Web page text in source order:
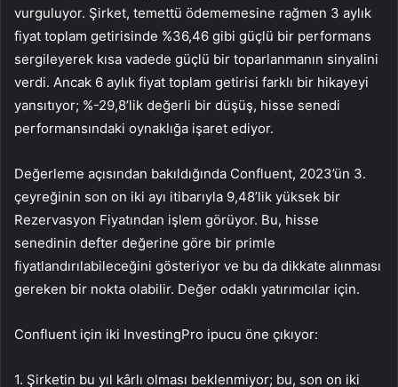
vurguluyor. Şirket, temettü ödememesine rağmen 3 aylık
fiyat toplam getirisinde %36,46 gibi güçlü bir performans
sergileyerek kısa vadede güçlü bir toparlanmanın sinyalini
verdi. Ancak 6 aylık fiyat toplam getirisi farklı bir hikayeyi
yansıtıyor; %-29,8’lik değerli bir düşüş, hisse senedi
performansındaki oynaklığa işaret ediyor.
Değerleme açısından bakıldığında Confluent, 2023’ün 3.
çeyreğinin son on iki ayı itibarıyla 9,48’lik yüksek bir
Rezervasyon Fiyatından işlem görüyor. Bu, hisse
senedinin defter değerine göre bir primle
fiyatlandırılabileceğini gösteriyor ve bu da dikkate alınması
gereken bir nokta olabilir. Değer odaklı yatırımcılar için.
Confluent için iki InvestingPro ipucu öne çıkıyor:
1. Şirketin bu yıl kârlı olması beklenmiyor; bu, son on iki